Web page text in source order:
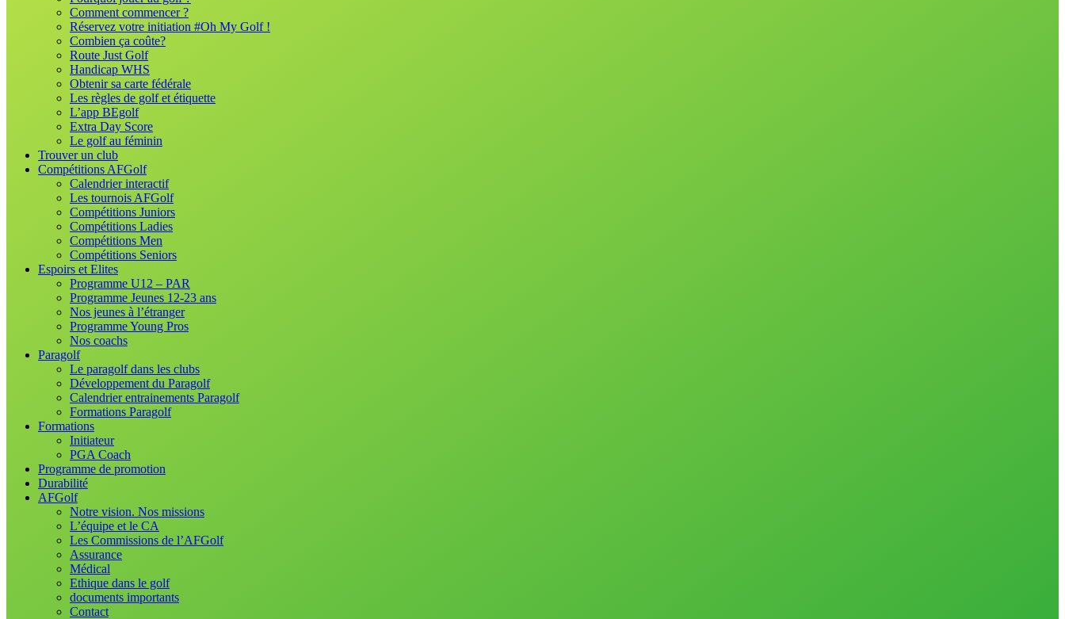
Comment commencer ?
Réservez votre initiation #Oh My Golf !
Combien ça coûte?
Route Just Golf
Handicap WHS
Obtenir sa carte fédérale
Les règles de golf et étiquette
L’app BEgolf
Extra Day Score
Le golf au féminin
Trouver un club
Compétitions AFGolf
Calendrier interactif
Les tournois AFGolf
Compétitions Juniors
Compétitions Ladies
Compétitions Men
Compétitions Seniors
Espoirs et Elites
Programme U12 – PAR
Programme Jeunes 12-23 ans
Nos jeunes à l’étranger
Programme Young Pros
Nos coachs
Paragolf
Le paragolf dans les clubs
Développement du Paragolf
Calendrier entrainements Paragolf
Formations Paragolf
Formations
Initiateur
PGA Coach
Programme de promotion
Durabilité
AFGolf
Notre vision. Nos missions
L’équipe et le CA
Les Commissions de l’AFGolf
Assurance
Médical
Ethique dans le golf
documents importants
Contact